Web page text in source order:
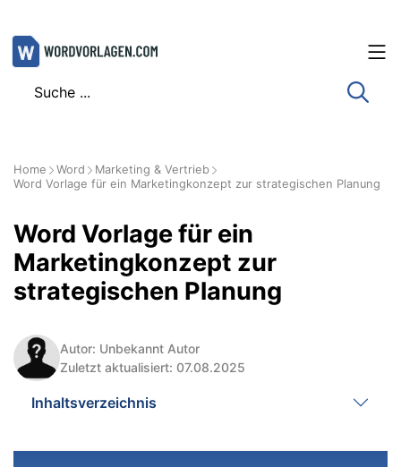
Zum
Inhalt
Home Word
Marketing & Vertrieb
Word Vorlage für ein Marketingkonzept zur strategischen Planung
Word Vorlage für ein
Marketingkonzept zur
strategischen Planung
Autor: Unbekannt Autor
Zuletzt aktualisiert: 07.08.2025
Inhaltsverzeichnis